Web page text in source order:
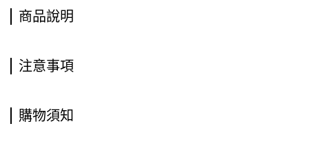
商品說明
注意事項
購物須知